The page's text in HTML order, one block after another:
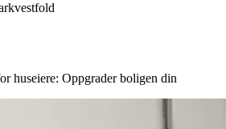
huseiere: Oppgrader boligen din